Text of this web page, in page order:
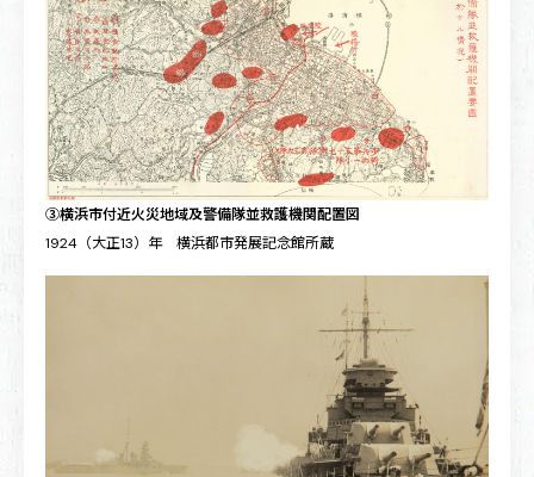
③横浜市付近火災地域及警備隊並救護機関配置図
1924（大正13）年 横浜都市発展記念館所蔵